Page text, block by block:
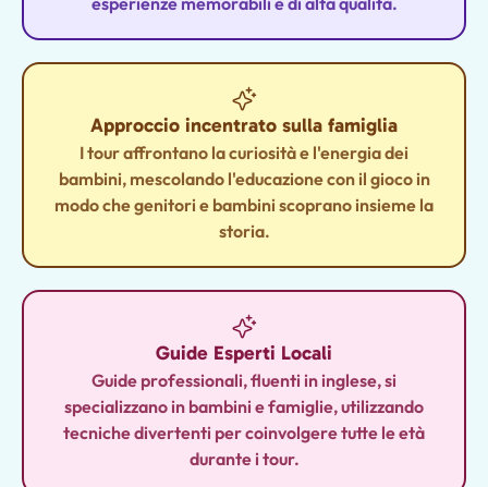
Approccio incentrato sulla famiglia
I tour affrontano la curiosità e l'energia dei
bambini, mescolando l'educazione con il gioco in
modo che genitori e bambini scoprano insieme la
storia.
Guide Esperti Locali
Guide professionali, fluenti in inglese, si
specializzano in bambini e famiglie, utilizzando
tecniche divertenti per coinvolgere tutte le età
durante i tour.